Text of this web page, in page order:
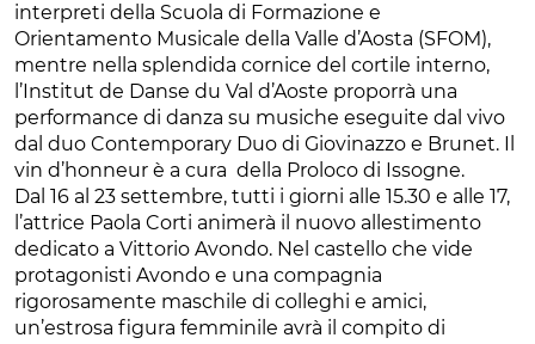
interpreti della Scuola di Formazione e
Orientamento Musicale della Valle d’Aosta (SFOM),
mentre nella splendida cornice del cortile interno,
l’Institut de Danse du Val d’Aoste proporrà una
performance di danza su musiche eseguite dal vivo
dal duo Contemporary Duo di Giovinazzo e Brunet. Il
vin d’honneur è a cura della Proloco di Issogne.
Dal 16 al 23 settembre, tutti i giorni alle 15.30 e alle 17,
l’attrice Paola Corti animerà il nuovo allestimento
dedicato a Vittorio Avondo. Nel castello che vide
protagonisti Avondo e una compagnia
rigorosamente maschile di colleghi e amici,
un’estrosa figura femminile avrà il compito di